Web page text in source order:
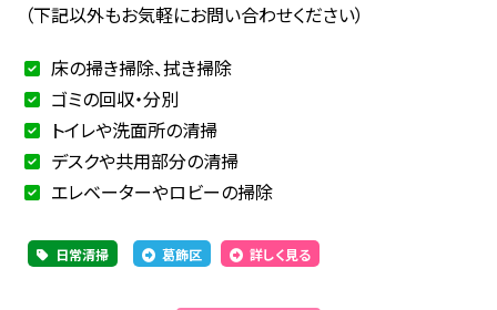
（下記以外もお気軽にお問い合わせください）
床の掃き掃除、拭き掃除
ゴミの回収・分別
トイレや洗面所の清掃
デスクや共用部分の清掃
エレベーターやロビーの掃除
日常清掃 葛飾区 詳しく見る